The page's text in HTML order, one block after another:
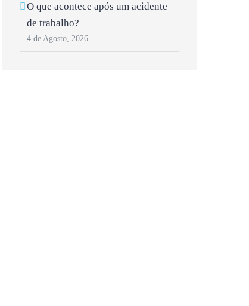
O que acontece após um acidente
de trabalho?
4 de Agosto, 2026